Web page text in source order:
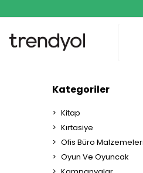
Kategoriler
Kitap
Kırtasiye
Ofis Büro Malzemeleri
Oyun Ve Oyuncak